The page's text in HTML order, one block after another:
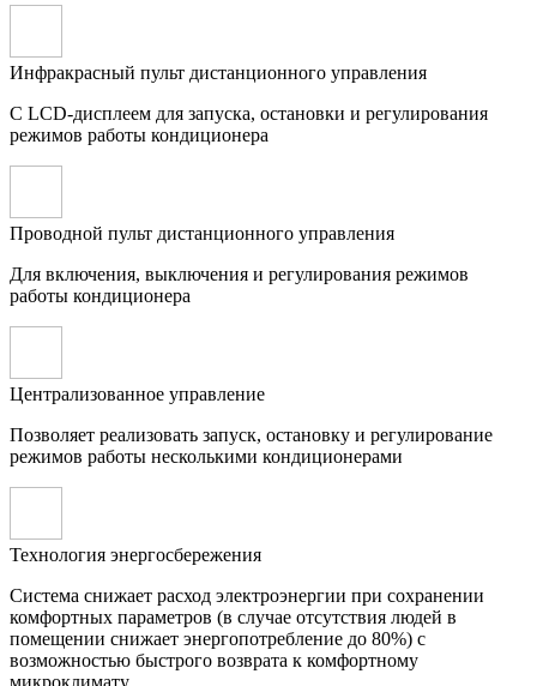
Инфракрасный пульт дистанционного управления
С LCD-дисплеем для запуска, остановки и регулирования
режимов работы кондиционера
Проводной пульт дистанционного управления
Для включения, выключения и регулирования режимов
работы кондиционера
Централизованное управление
Позволяет реализовать запуск, остановку и регулирование
режимов работы несколькими кондиционерами
Технология энергосбережения
Система снижает расход электроэнергии при сохранении
комфортных параметров (в случае отсутствия людей в
помещении снижает энергопотребление до 80%) с
возможностью быстрого возврата к комфортному
микроклимату